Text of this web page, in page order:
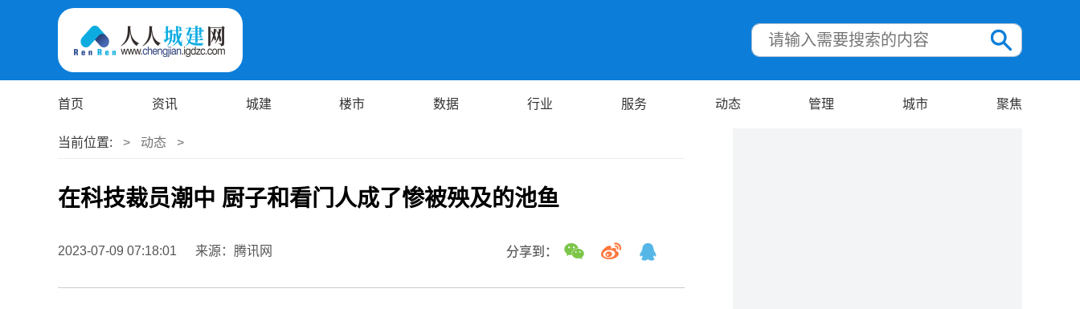
首页 资讯 城建 楼市 数据 行业 服务 动态 管理 城市 聚焦
当前位置: > 动态 >
在科技裁员潮中 厨子和看门人成了惨被殃及的池鱼
2023-07-09 07:18:01 来源：腾讯网 分享到：